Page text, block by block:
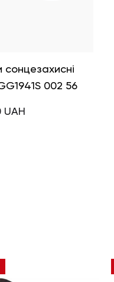
сонцезахисні
002 56
UAH